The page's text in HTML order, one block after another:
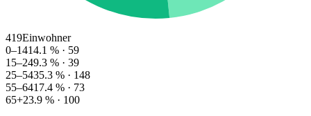
419Einwohner
0–1414.1 % · 59
15–249.3 % · 39
25–5435.3 % · 148
55–6417.4 % · 73
65+23.9 % · 100